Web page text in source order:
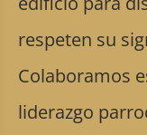
respeten su
Colaboramos
liderazgo